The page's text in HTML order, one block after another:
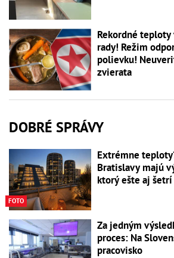
Rekordné teploty
rady! Režim
polievku!
zvierata
DOBRÉ SPRÁVY
FOTO
Extrémne
Bratislavy majú
ktorý ešte aj
Za jedným
proces: Na
pracovisko